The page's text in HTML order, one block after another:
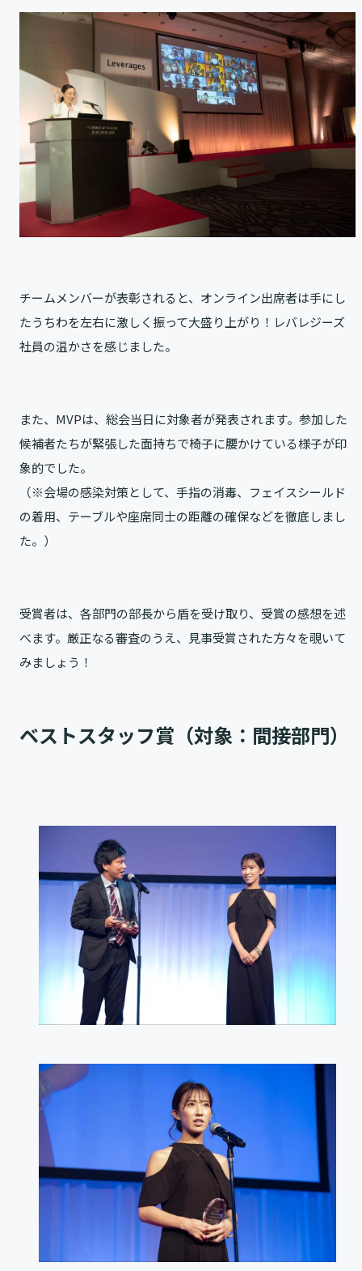
チームメンバーが表彰されると、オンライン出席者は手にし
たうちわを左右に激しく振って大盛り上がり！レバレジーズ
社員の温かさを感じました。
また、MVPは、総会当日に対象者が発表されます。参加した
候補者たちが緊張した面持ちで椅子に腰かけている様子が印
象的でした。
（※会場の感染対策として、手指の消毒、フェイスシールド
の着用、テーブルや座席同士の距離の確保などを徹底しまし
た。）
受賞者は、各部門の部長から盾を受け取り、受賞の感想を述
べます。厳正なる審査のうえ、見事受賞された方々を覗いて
みましょう！
ベストスタッフ賞（対象：間接部門）